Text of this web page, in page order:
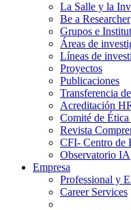
La Salle y la
Be a Researcher
Grupos e
Áreas de
Líneas de
Proyectos
Publicaciones
Transferencia
Acreditación
Comité de
Revista
CFI- Centro de
Observatorio IA
Empresa
Professional y
Career Services